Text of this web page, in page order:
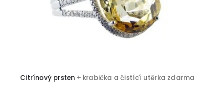
Citrínový prsten + krabička a čistící utěrka zdarma